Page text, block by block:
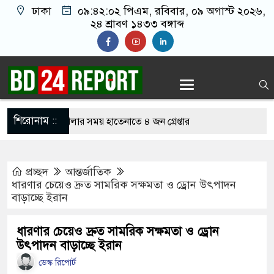
ঢাকা ০৯:৪২:০৩ পিএম, রবিবার, ০৯ অগাস্ট ২০২৬,
২৪ শ্রাবণ ১৪৩৩ বঙ্গাব্দ
শিরোনাম ::
জুয়া খেলার সময় হাতেনাতে ৪ জন গ্রেপ্তার
অসহায় মায়ের মাথার চুল বিক্রি
অমায়িক ব্যবহার পান, জানালেন নারী
প্রচ্ছদ
আন্তর্জাতিক
ধারণার চেয়েও দ্রুত সামরিক সক্ষমতা ও ড্রোন উৎপাদন
বাড়াচ্ছে ইরান
ধারণার চেয়েও দ্রুত সামরিক সক্ষমতা ও ড্রোন
উৎপাদন বাড়াচ্ছে ইরান
ডেস্ক রিপোর্ট